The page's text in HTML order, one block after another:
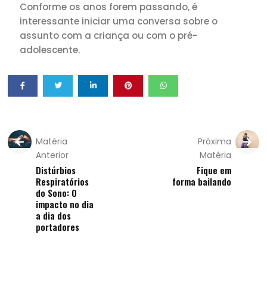
Conforme os anos forem passando, é
interessante iniciar uma conversa sobre o
assunto com a criança ou com o pré-
adolescente.
Matéria
Anterior
Distúrbios
Respiratórios
do Sono: O
impacto no dia
a dia dos
portadores
Próxima
Matéria
Fique em
forma bailando